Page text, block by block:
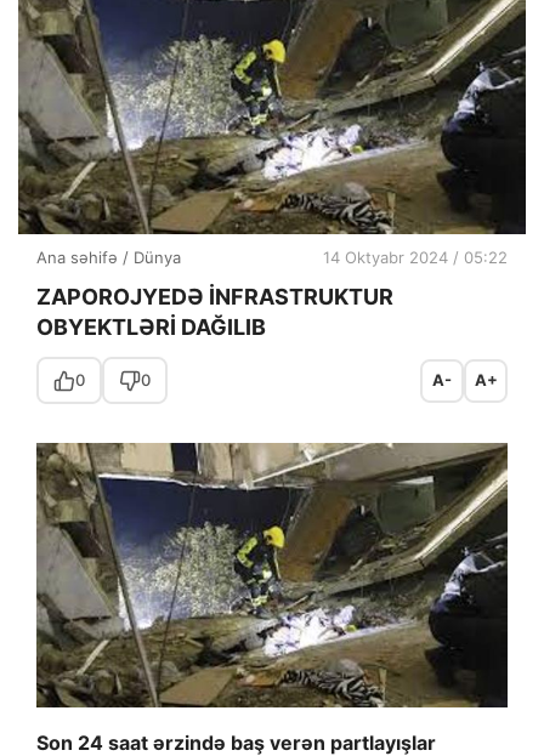
Ana səhifə / Dünya 14 Oktyabr 2024 / 05:22
ZAPOROJYEDƏ İNFRASTRUKTUR
OBYEKTLƏRİ DAĞILIB
0 0 A- A+
Son 24 saat ərzində baş verən partlayışlar